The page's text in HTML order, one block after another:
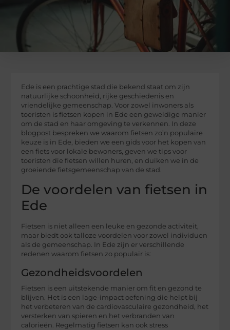
Ede is een prachtige stad die bekend staat om zijn
natuurlijke schoonheid, rijke geschiedenis en
vriendelijke gemeenschap. Voor zowel inwoners als
toeristen is fietsen kopen in Ede een geweldige manier
om de stad en haar omgeving te verkennen. In deze
blogpost bespreken we waarom fietsen zo’n populaire
keuze is in Ede, bieden we een gids voor het kopen van
een fiets voor lokale bewoners, geven we tips voor
toeristen die fietsen willen huren, en duiken we in de
groeiende fietsgemeenschap van de stad.
De voordelen van fietsen in
Ede
Fietsen is niet alleen een leuke en gezonde activiteit,
maar biedt ook talloze voordelen voor zowel individuen
als de gemeenschap. In Ede zijn er verschillende
redenen waarom fietsen zo populair is:
Gezondheidsvoordelen
Fietsen is een uitstekende manier om fit en gezond te
blijven. Het is een lage-impact oefening die helpt bij
het verbeteren van de cardiovasculaire gezondheid, het
versterken van spieren en het verbranden van
calorieën. Regelmatig fietsen kan ook stress